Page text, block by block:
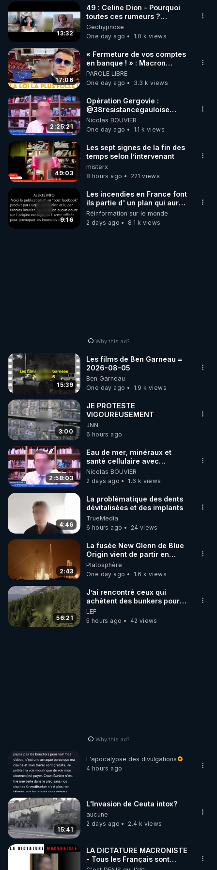
▶ 30 jours gratuit sur l’application de méditation et
de bien-être ENVOL :
Rendez-vous sur https://www.envol.app/code
le code : REGENERE
13:32
49 : Celine Dion - Pourquoi
toutes ces rumeurs ?
Enquête sous hypnose
Geohypnose
One day ago
1.0 k views
17:06
« Fermeture de vos comptes
en banque ! » : Macron
impose une loi folle !
PAROLE LIBRE
One day ago
3.3 k views
2:25:21
Opération Gergovie :
‪@38resistancegauloise‬
‪@MarionSigautOfficiel‬
‪@gladysriifard5710‬ Laëtitia
Nicolas BOUVIER
One day ago
1.1 k views
49:03
Les sept signes de la fin des
temps selon l’intervenant
misterx
8 hours ago
221 views
9:16
Les incendies en France font
ils partie d' un plan qui aurait
débuté le 11 septembre 2001
?
Réinformation sur le monde
2 days ago
8.1 k views
Why this ad?
15:39
Les films de Ben Garneau =
2026-08-05
Ben Garneau
One day ago
1.9 k views
3:00
JE PROTESTE
VIGOUREUSEMENT
JNN
6 hours ago
2:58:03
Eau de mer, minéraux et
santé cellulaire avec
Grégoire Cadeau
Nicolas BOUVIER
2 days ago
1.6 k views
4:46
La problématique des dents
dévitalisées et des implants
TrueMedia
6 hours ago
24 views
2:43
La fusée New Glenn de Blue
Origin vient de partir en
fumée.
Platosphère
One day ago
1.6 k views
56:21
J’ai rencontré ceux qui
achètent des bunkers pour
survivre à la fin du monde
LEF
5 hours ago
42 views
Why this ad?
L'apocalypse des divulgations
4 hours ago
15:41
L'Invasion de Ceuta intox?
aucune
2 days ago
2.4 k views
LA DICTATURE MACRONISTE
- Tous les Français sont
désormais menacés !